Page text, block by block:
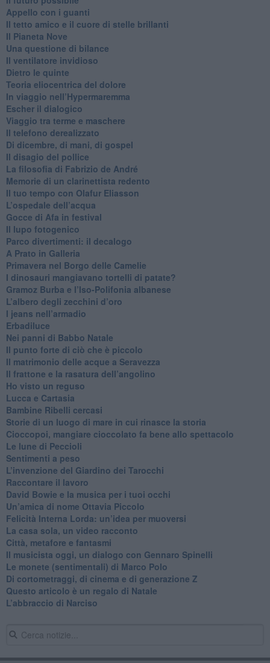
​Appello con i guanti
​Il tetto amico e il cuore di stelle brillanti
​Il Pianeta Nove
​Una questione di bilance
​Il ventilatore invidioso
​Dietro le quinte
​Teoria eliocentrica del dolore
In viaggio nell’Hypermaremma
​Escher il dialogico
​Viaggio tra terme e maschere
Il telefono derealizzato
​Di dicembre, di mani, di gospel
​Il disagio del pollice
​La filosofia di Fabrizio de André
Memorie di un clarinettista redento
​Il tuo tempo con Olafur Eliasson
​L’ospedale dell’acqua
​Gocce di Afa in festival
​Il lupo fotogenico
​Parco divertimenti: il decalogo
​A Prato in Galleria
​Primavera nel Borgo delle Camelie
I dinosauri mangiavano tortelli di patate?
​Gramoz Burba e l’Iso-Polifonia albanese
L’albero degli zecchini d’oro
​I jeans nell’armadio
Erbadiluce
Nei panni di Babbo Natale
​Il punto forte di ciò che è piccolo
​Il matrimonio delle acque a Seravezza
​Il frattone e la rasatura dell’angolino
​Ho visto un reguso
Lucca e Cartasia
Bambine Ribelli cercasi
Storie di un luogo di mare in cui rinasce la storia
Cioccopoi, mangiare cioccolato fa bene allo spettacolo
​Le lune di Peccioli
​Sentimenti a peso
​L’invenzione del Giardino dei Tarocchi
​Raccontare il lavoro
David Bowie e la musica per i tuoi occhi
Un’amica di nome Ottavia Piccolo
​Felicità Interna Lorda: un’idea per muoversi
​La casa sola, un video racconto
​Città, metafore e fantasmi
Il musicista oggi, un dialogo con Gennaro Spinelli
Le monete (sentimentali) di Marco Polo
​Di cortometraggi, di cinema e di generazione Z
​Questo articolo è un regalo di Natale
L’abbraccio di Narciso